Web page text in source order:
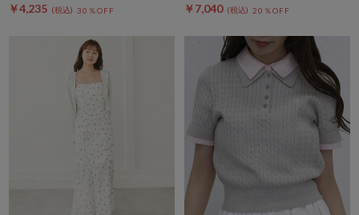
￥4,235 30％OFF ￥7,040 20％OFF